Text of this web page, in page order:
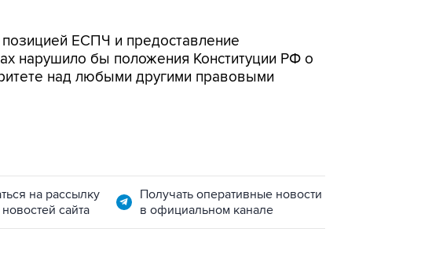
позицией ЕСПЧ и предоставление
нарушило бы положения Конституции РФ о
над любыми другими правовыми
на рассылку
сайта
Получать оперативные новости
в официальном канале